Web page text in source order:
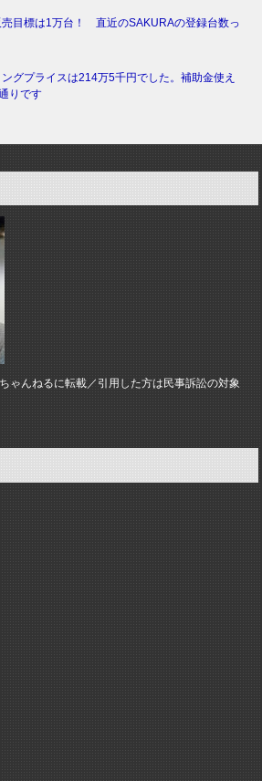
売目標は1万台！ 直近のSAKURAの登録台数っ
グプライスは214万5千円でした。補助金使え
りです
ゃんねるに転載／引用した方は民事訴訟の対象